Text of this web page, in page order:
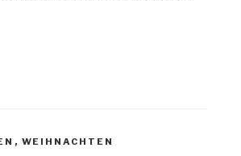
, WEIHNACHTEN